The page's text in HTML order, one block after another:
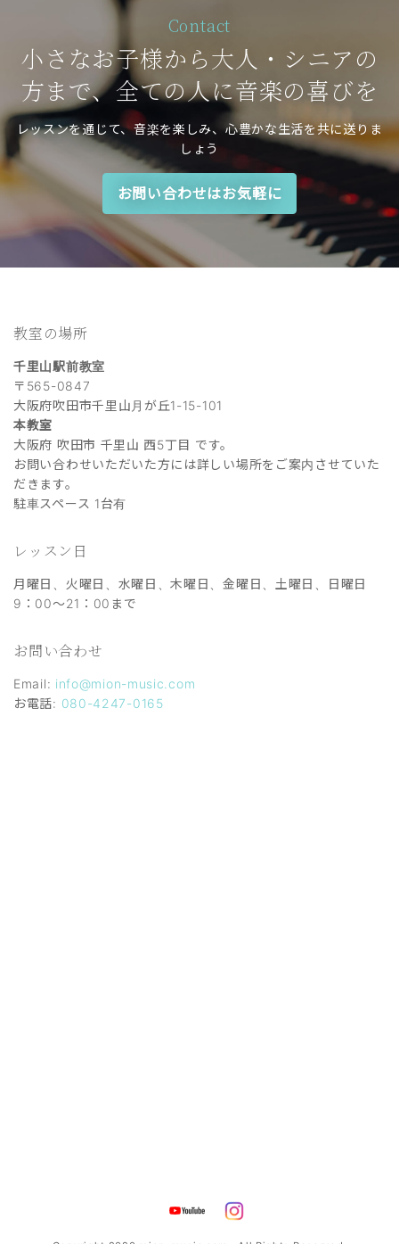
Contact
小さなお子様から大人・シニアの
方まで、全ての人に音楽の喜びを
レッスンを通じて、音楽を楽しみ、心豊かな生活を共に送りま
しょう
お問い合わせはお気軽に
教室の場所
千里山駅前教室
〒565-0847
大阪府吹田市千里山月が丘1-15-101
本教室
大阪府 吹田市 千里山 西5丁目 です。
お問い合わせいただいた方には詳しい場所をご案内させていた
だきます。
駐車スペース 1台有
レッスン日
月曜日、火曜日、水曜日、木曜日、金曜日、土曜日、日曜日
9：00～21：00まで
お問い合わせ
Email: info@mion-music.com
お電話: 080-4247-0165